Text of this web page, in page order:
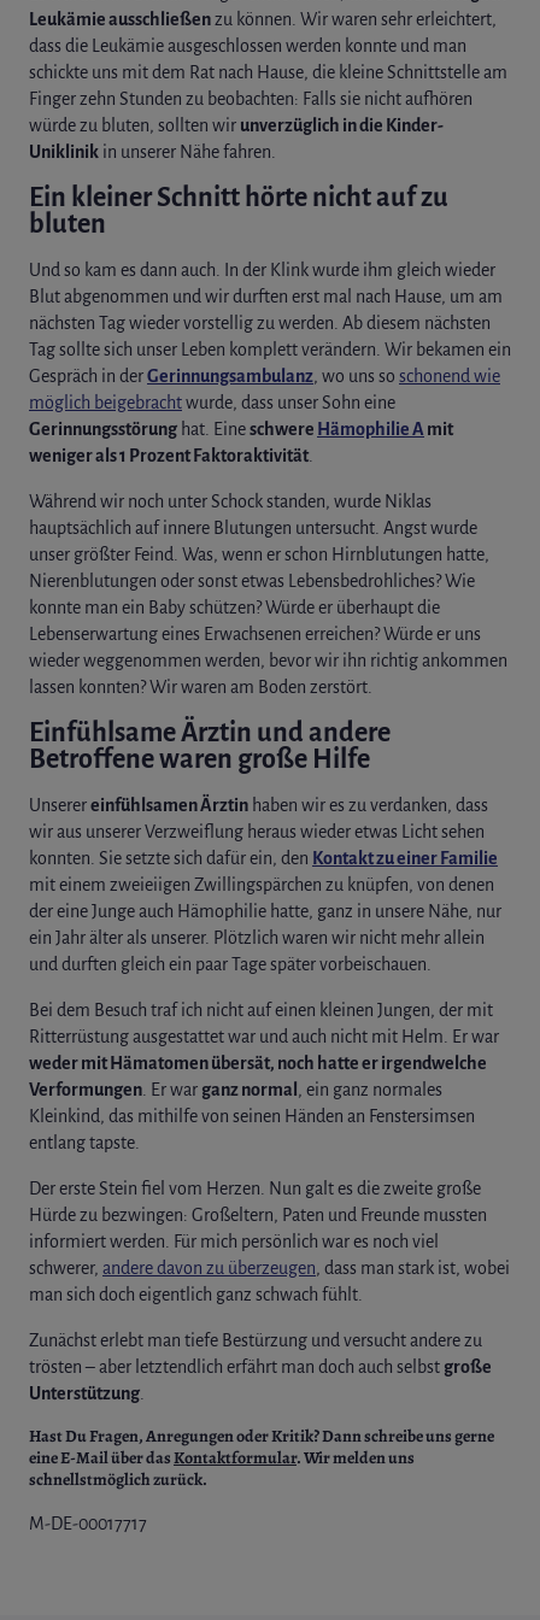
Leukämie ausschließenzu können. Wir waren sehr erleichtert,
dass die Leukämie ausgeschlossen werden konnte und man
schickte uns mit dem Rat nach Hause, die kleine Schnittstelle am
Finger zehn Stunden zu beobachten: Falls sie nicht aufhören
würde zu bluten, sollten wir unverzüglich in die Kinder-
Uniklinik in unserer Nähe fahren.
Ein kleiner Schnitt hörte nicht auf zu
bluten
Und so kam es dann auch. In der Klink wurde ihm gleich wieder
Blut abgenommen und wir durften erst mal nach Hause, um am
nächsten Tag wieder vorstellig zu werden. Ab diesem nächsten
Tag sollte sich unser Leben komplett verändern. Wir bekamen ein
Gespräch in derGerinnungsambulanz , wo uns so schonend wie
möglich beigebrachtwurde, dass unser Sohn eine
Gerinnungsstörung hat. Eineschwere Hämophilie A mit
weniger als 1 Prozent Faktoraktivität.
Während wir noch unter Schock standen, wurde Niklas
hauptsächlich auf innere Blutungen untersucht. Angst wurde
unser größter Feind. Was, wenn er schon Hirnblutungen hatte,
Nierenblutungen oder sonst etwas Lebensbedrohliches? Wie
konnte man ein Baby schützen? Würde er überhaupt die
Lebenserwartung eines Erwachsenen erreichen? Würde er uns
wieder weggenommen werden, bevor wir ihn richtig ankommen
lassen konnten? Wir waren am Boden zerstört.
Einfühlsame Ärztin und andere
Betroffene waren große Hilfe
Unserereinfühlsamen Ärztin haben wir es zu verdanken, dass
wir aus unserer Verzweiflung heraus wieder etwas Licht sehen
konnten. Sie setzte sich dafür ein, den Kontakt zu einer Familie
mit einem zweieiigen Zwillingspärchen zu knüpfen, von denen
der eine Junge auch Hämophilie hatte, ganz in unsere Nähe, nur
ein Jahr älter als unserer. Plötzlich waren wir nicht mehr allein
und durften gleich ein paar Tage später vorbeischauen.
Bei dem Besuch traf ich nicht auf einen kleinen Jungen, der mit
Ritterrüstung ausgestattet war und auch nicht mit Helm. Er war
weder mit Hämatomen übersät, noch hatte er irgendwelche
Verformungen . Er war ganz normal
, ein ganz normales
Kleinkind, das mithilfe von seinen Händen an Fenstersimsen
entlang tapste.
Der erste Stein fiel vom Herzen. Nun galt es die zweite große
Hürde zu bezwingen: Großeltern, Paten und Freunde mussten
informiert werden. Für mich persönlich war es noch viel
schwerer, andere davon zu überzeugen , dass man stark ist, wobei
man sich doch eigentlich ganz schwach fühlt.
Zunächst erlebt man tiefe Bestürzung und versucht andere zu
trösten – aber letztendlich erfährt man doch auch selbst große
Unterstützung
Hast Du Fragen, Anregungen oder Kritik? Dann schreibe uns gerne
eine E-Mail über dasKontaktformular. Wir melden uns
schnellstmöglich zurück.
M-DE-00017717